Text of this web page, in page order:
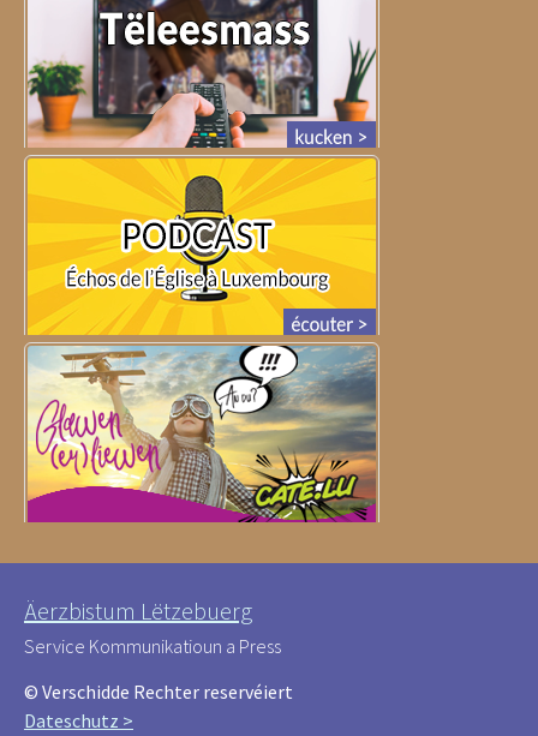
Äerzbistum Lëtzebuerg
Service Kommunikatioun a Press
© Verschidde Rechter reservéiert
Dateschutz >